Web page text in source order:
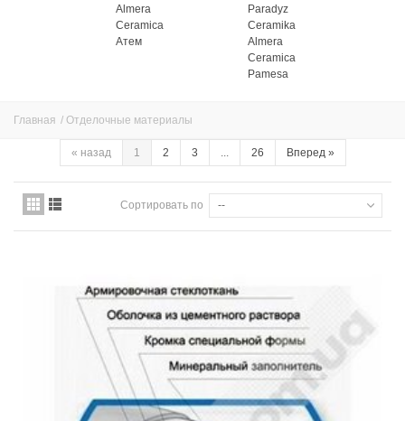
Almera
Ceramica
Атем
Paradyz
Ceramika
Almera
Ceramica
Pamesa
Главная / Отделочные материалы
« назад 1 2 3 ... 26 Вперед»
Сортировать по --